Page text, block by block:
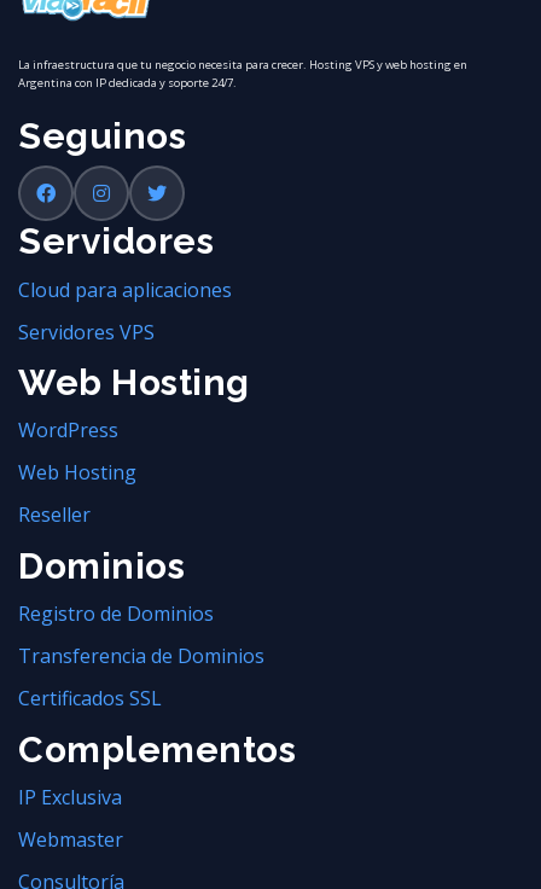
La infraestructura que tu negocio necesita para crecer. Hosting VPS y web hosting en
Argentina con IP dedicada y soporte 24/7.
Seguinos
Servidores
Cloud para aplicaciones
Servidores VPS
Web Hosting
WordPress
Web Hosting
Reseller
Dominios
Registro de Dominios
Transferencia de Dominios
Certificados SSL
Complementos
IP Exclusiva
Webmaster
Consultoría